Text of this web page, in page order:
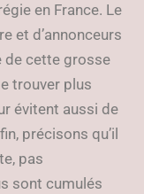
en France. Le
et d’annonceurs
de cette grosse
trouver plus
évitent aussi de
précisons qu’il
pas
sont cumulés